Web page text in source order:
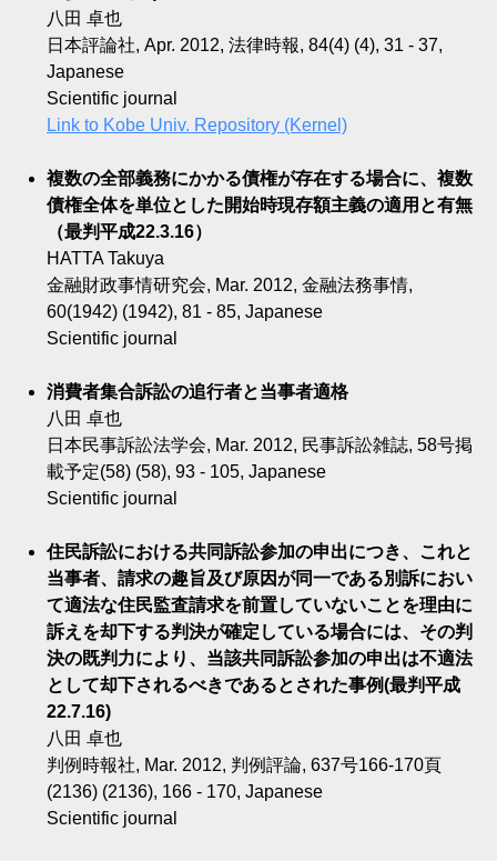
八田 卓也
日本評論社, Apr. 2012, 法律時報, 84(4) (4), 31 - 37,
Japanese
Scientific journal
Link to Kobe Univ. Repository (Kernel)
複数の全部義務にかかる債権が存在する場合に、複数
債権全体を単位とした開始時現存額主義の適用と有無
（最判平成22.3.16）
HATTA Takuya
金融財政事情研究会, Mar. 2012, 金融法務事情,
60(1942) (1942), 81 - 85, Japanese
Scientific journal
消費者集合訴訟の追行者と当事者適格
八田 卓也
日本民事訴訟法学会, Mar. 2012, 民事訴訟雑誌, 58号掲
載予定(58) (58), 93 - 105, Japanese
Scientific journal
住民訴訟における共同訴訟参加の申出につき、これと
当事者、請求の趣旨及び原因が同一である別訴におい
て適法な住民監査請求を前置していないことを理由に
訴えを却下する判決が確定している場合には、その判
決の既判力により、当該共同訴訟参加の申出は不適法
として却下されるべきであるとされた事例(最判平成
22.7.16)
八田 卓也
判例時報社, Mar. 2012, 判例評論, 637号166-170頁
(2136) (2136), 166 - 170, Japanese
Scientific journal